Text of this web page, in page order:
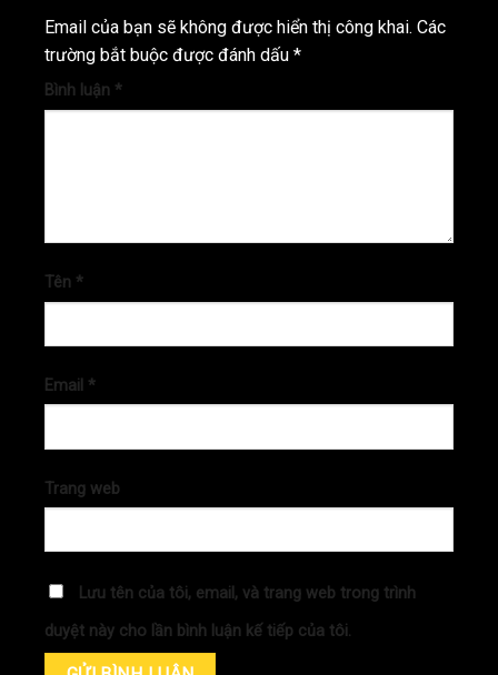
Email của bạn sẽ không được hiển thị công khai. Các
trường bắt buộc được đánh dấu *
Bình luận *
Tên *
Email *
Trang web
Lưu tên của tôi, email, và trang web trong trình
duyệt này cho lần bình luận kế tiếp của tôi.